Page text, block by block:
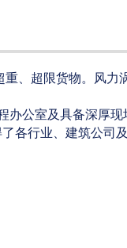
、超限货物。风力
办公室及具备深厚
各行业、建筑公司